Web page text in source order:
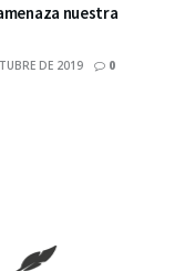
nuestra
DE 2019 0